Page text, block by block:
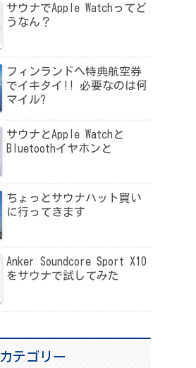
サウナでApple Watchってど
うなん？
フィンランドへ特典航空券
でイキタイ!! 必要なのは何
マイル?
サウナとApple Watchと
Bluetoothイヤホンと
ちょっとサウナハット買い
に行ってきます
Anker Soundcore Sport X10
をサウナで試してみた
カテゴリー